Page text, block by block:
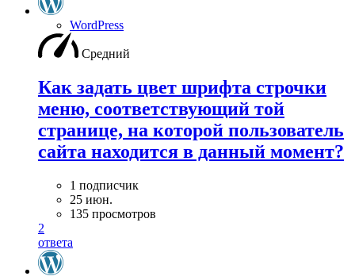
WordPress
Средний
Как задать цвет шрифта строчки
меню, соответствующий той
странице, на которой пользователь
сайта находится в данный момент?
1 подписчик
25 июн.
135 просмотров
2
ответа